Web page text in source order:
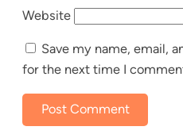
Website
Save my name, email,
for the next time I